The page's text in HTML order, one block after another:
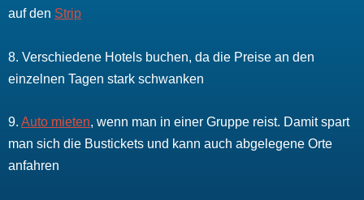
auf den Strip
8. Verschiedene Hotels buchen, da die Preise an den
einzelnen Tagen stark schwanken
9. Auto mieten, wenn man in einer Gruppe reist. Damit spart
man sich die Bustickets und kann auch abgelegene Orte
anfahren